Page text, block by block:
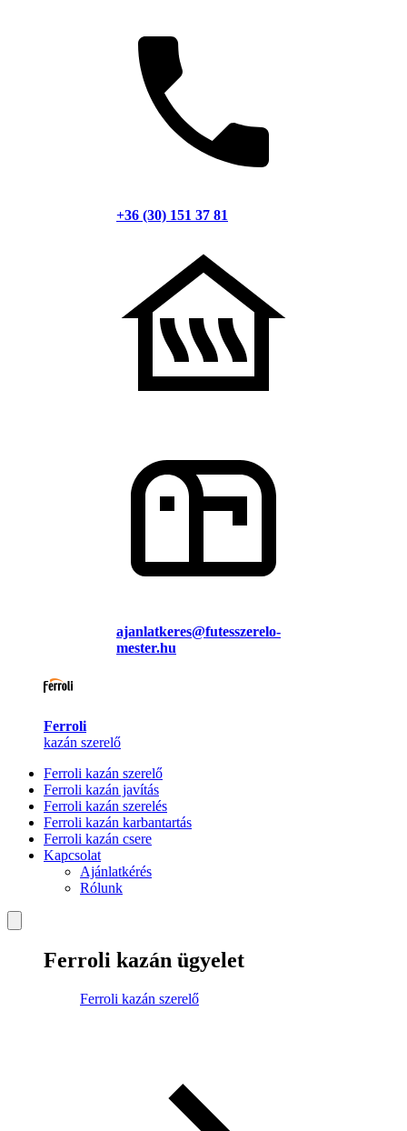
+36 (30) 151 37 81
ajanlatkeres@futesszerelo-
mester.hu
Ferroli
kazán szerelő
Ferroli kazán szerelő
Ferroli kazán javítás
Ferroli kazán szerelés
Ferroli kazán karbantartás
Ferroli kazán csere
Kapcsolat
Ajánlatkérés
Rólunk
Ferroli kazán ügyelet
Ferroli kazán szerelő